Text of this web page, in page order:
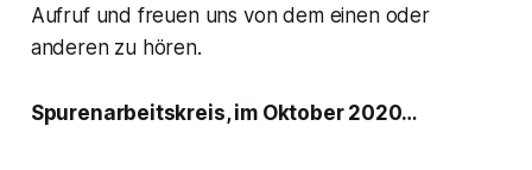
Aufruf und freuen uns von dem einen oder
anderen zu hören.
Spurenarbeitskreis, im Oktober 2020…